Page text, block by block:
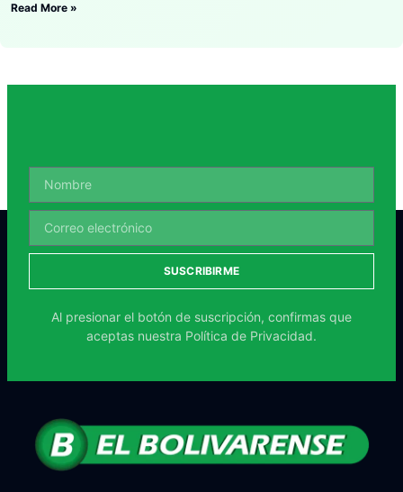
Read More »
SUSCRIBIRME
Al presionar el botón de suscripción, confirmas que
aceptas nuestra Política de Privacidad.